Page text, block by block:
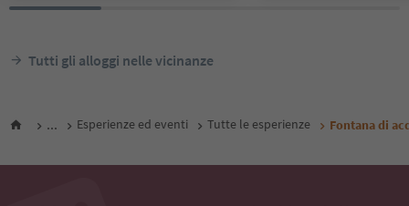
Tutti gli alloggi nelle vicinanze
... Esperienze ed eventi Tutte le esperienze Fontana di